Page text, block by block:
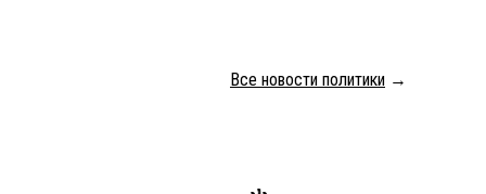
Все новости политики →